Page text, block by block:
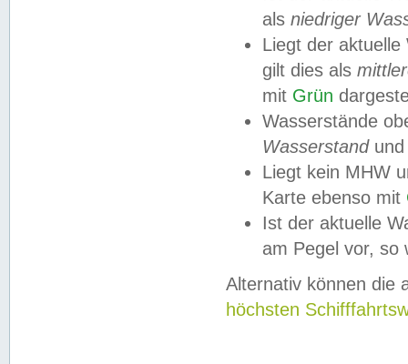
als niedriger
Liegt der
gilt dies als
mit Grün
Wasserstände
Wasserstandund
Liegt kein MHW
Karte ebenso mit
Ist der aktuelle
am Pegel vor,
Alternativ können die
höchsten